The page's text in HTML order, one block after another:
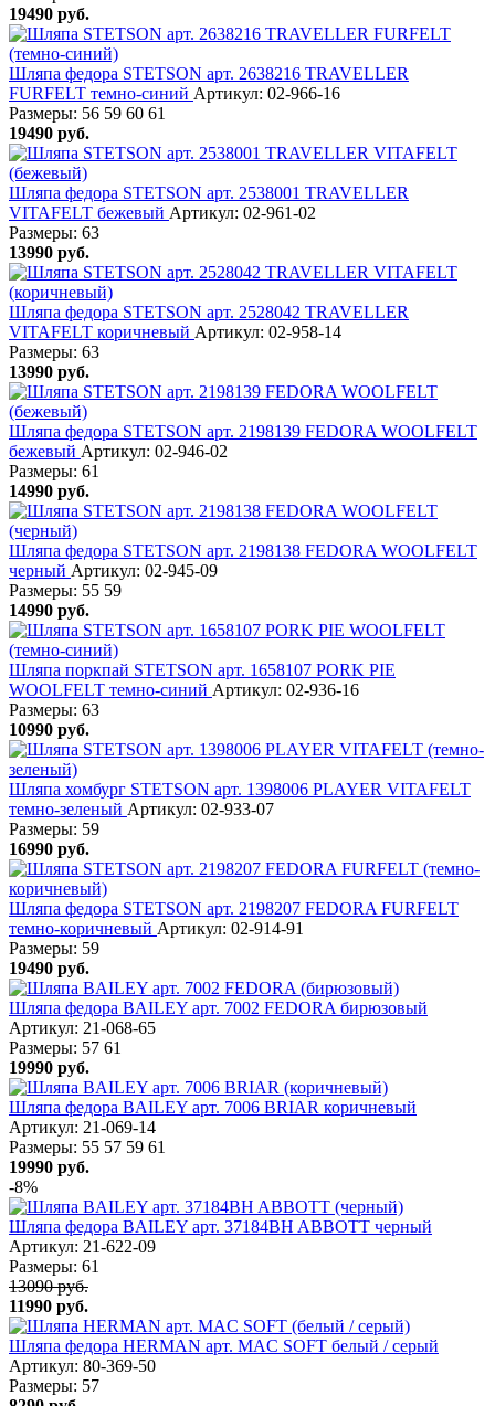
19490 руб.
Шляпа федора STETSON арт. 2638216 TRAVELLER
FURFELT темно-синий Артикул: 02-966-16
Размеры: 56 59 60 61
19490 руб.
Шляпа федора STETSON арт. 2538001 TRAVELLER
VITAFELT бежевый Артикул: 02-961-02
Размеры: 63
13990 руб.
Шляпа федора STETSON арт. 2528042 TRAVELLER
VITAFELT коричневый Артикул: 02-958-14
Размеры: 63
13990 руб.
Шляпа федора STETSON арт. 2198139 FEDORA WOOLFELT
бежевый Артикул: 02-946-02
Размеры: 61
14990 руб.
Шляпа федора STETSON арт. 2198138 FEDORA WOOLFELT
черный Артикул: 02-945-09
Размеры: 55 59
14990 руб.
Шляпа поркпай STETSON арт. 1658107 PORK PIE
WOOLFELT темно-синий Артикул: 02-936-16
Размеры: 63
10990 руб.
Шляпа хомбург STETSON арт. 1398006 PLAYER VITAFELT
темно-зеленый Артикул: 02-933-07
Размеры: 59
16990 руб.
Шляпа федора STETSON арт. 2198207 FEDORA FURFELT
темно-коричневый Артикул: 02-914-91
Размеры: 59
19490 руб.
Шляпа федора BAILEY арт. 7002 FEDORA бирюзовый
Артикул: 21-068-65
Размеры: 57 61
19990 руб.
Шляпа федора BAILEY арт. 7006 BRIAR коричневый
Артикул: 21-069-14
Размеры: 55 57 59 61
19990 руб.
-8%
Шляпа федора BAILEY арт. 37184BH ABBOTT черный
Артикул: 21-622-09
Размеры: 61
13090 руб.
11990 руб.
Шляпа федора HERMAN арт. MAC SOFT белый / серый
Артикул: 80-369-50
Размеры: 57